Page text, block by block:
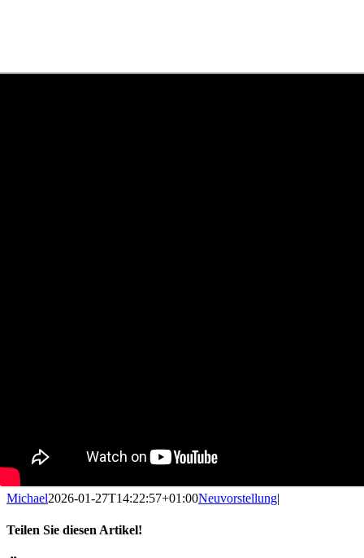
Michael2026-01-27T14:22:57+01:00Neuvorstellung|
Teilen Sie diesen Artikel!